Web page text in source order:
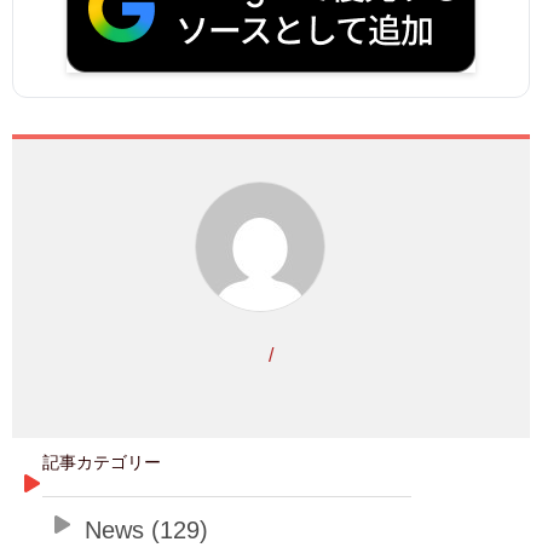
/
記事カテゴリー
News (129)